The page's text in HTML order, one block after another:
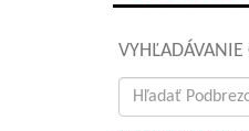
Search
for: